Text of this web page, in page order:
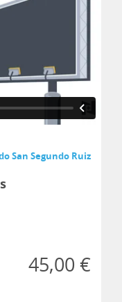
San Segundo Ruiz
45,00 €